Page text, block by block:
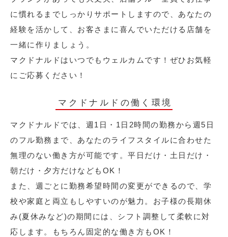
に慣れるまでしっかりサポートしますので、あなたの
経験を活かして、お客さまに喜んでいただける店舗を
一緒に作りましょう。
マクドナルドはいつでもウェルカムです！ぜひお気軽
にご応募ください！
マクドナルドの働く環境
マクドナルドでは、週1日・1日2時間の勤務から週5日
のフル勤務まで、あなたのライフスタイルに合わせた
無理のない働き方が可能です。平日だけ・土日だけ・
朝だけ・夕方だけなどもOK！
また、週ごとに勤務希望時間の変更ができるので、学
校や家庭と両立もしやすいのが魅力。お子様の長期休
み(夏休みなど)の期間には、シフト調整して柔軟に対
応します。もちろん固定的な働き方もOK！